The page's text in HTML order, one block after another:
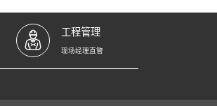
工程管理
现场经理直管